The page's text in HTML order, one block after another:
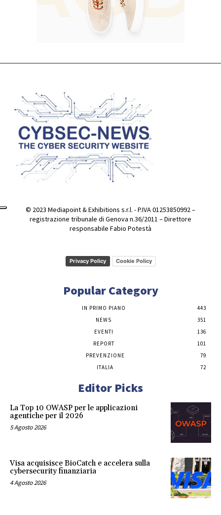
© 2023 Mediapoint & Exhibitions s.r.l. - P.IVA 01253850992 –
registrazione tribunale di Genova n.36/2011 – Direttore
responsabile Fabio Potestà
Privacy Policy Cookie Policy
Popular Category
IN PRIMO PIANO
443
NEWS
351
EVENTI
136
REPORT
101
PREVENZIONE
79
ITALIA
72
Editor Picks
La Top 10 OWASP per le applicazioni
agentiche per il 2026
5 Agosto 2026
Visa acquisisce BioCatch e accelera sulla
cybersecurity finanziaria
4 Agosto 2026